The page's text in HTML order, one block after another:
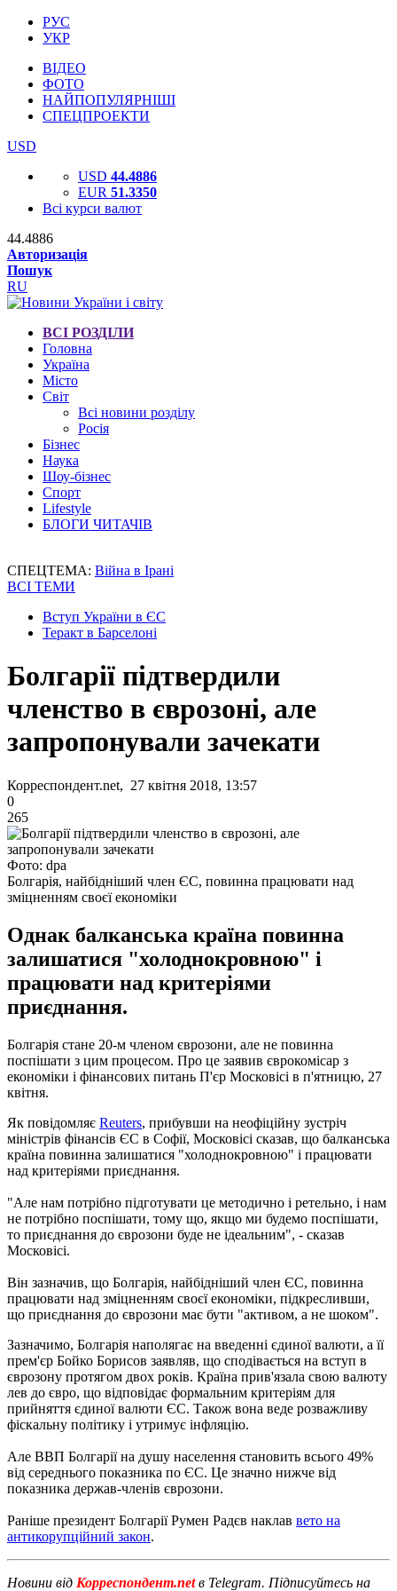
РУС
УКР
ВІДЕО
ФОТО
НАЙПОПУЛЯРНІШІ
СПЕЦПРОЕКТИ
USD
USD 44.4886
EUR 51.3350
Всі курси валют
44.4886
Авторизація
Пошук
RU
ВСІ РОЗДІЛИ
Головна
Україна
Місто
Світ
Всі новини розділу
Росія
Бізнес
Наука
Шоу-бізнес
Спорт
Lifestyle
БЛОГИ ЧИТАЧІВ
СПЕЦТЕМА: Війна в Ірані
ВСІ ТЕМИ
Вступ України в ЄС
Теракт в Барселоні
Болгарії підтвердили
членство в єврозоні, але
запропонували зачекати
Корреспондент.net, 27 квітня 2018, 13:57
0
265
Фото: dpa
Болгарія, найбідніший член ЄС, повинна працювати над
зміцненням своєї економіки
Однак балканська країна повинна
залишатися "холоднокровною" і
працювати над критеріями
приєднання.
Болгарія стане 20-м членом єврозони, але не повинна
поспішати з цим процесом. Про це заявив єврокомісар з
економіки і фінансових питань П'єр Московісі в п'ятницю, 27
квітня.
Як повідомляє Reuters, прибувши на неофіційну зустріч
міністрів фінансів ЄС в Софії, Московісі сказав, що балканська
країна повинна залишатися "холоднокровною" і працювати
над критеріями приєднання.
"Але нам потрібно підготувати це методично і ретельно, і нам
не потрібно поспішати, тому що, якщо ми будемо поспішати,
то приєднання до єврозони буде не ідеальним", - сказав
Московісі.
Він зазначив, що Болгарія, найбідніший член ЄС, повинна
працювати над зміцненням своєї економіки, підкресливши,
що приєднання до єврозони має бути "активом, а не шоком".
Зазначимо, Болгарія наполягає на введенні єдиної валюти, а її
прем'єр Бойко Борисов заявляв, що сподівається на вступ в
єврозону протягом двох років. Країна прив'язала свою валюту
лев до євро, що відповідає формальним критеріям для
прийняття єдиної валюти ЄС. Також вона веде розважливу
фіскальну політику і утримує інфляцію.
Але ВВП Болгарії на душу населення становить всього 49%
від середнього показника по ЄС. Це значно нижче від
показника держав-членів єврозони.
Раніше президент Болгарії Румен Радєв наклав вето на
антикорупційний закон.
Новини від Корреспондент.netв Telegram. Підписуйтесь на